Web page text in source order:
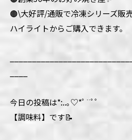
🟤\大好評/通販で冷凍シリーズ販
ハイライトからご購入できます。
今日の投稿は*:..｡♡*ﾟ¨ﾟﾟ
【調味料】です📝